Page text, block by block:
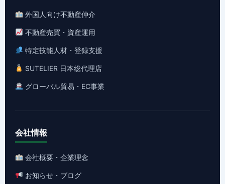
外国人向け不動産仲介
不動産売買・資産運用
特定技能人材・登録支援
SUTELIER 日本総代理店
グローバル貿易・EC事業
会社情報
会社概要・企業理念
お知らせ・ブログ